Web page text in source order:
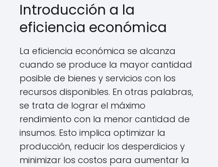
Introducción a la
eficiencia económica
La eficiencia económica se alcanza
cuando se produce la mayor cantidad
posible de bienes y servicios con los
recursos disponibles. En otras palabras,
se trata de lograr el máximo
rendimiento con la menor cantidad de
insumos. Esto implica optimizar la
producción, reducir los desperdicios y
minimizar los costos para aumentar la